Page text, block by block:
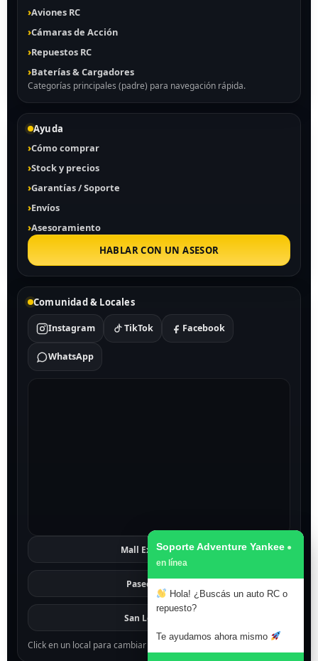
Aviones RC
Cámaras de Acción
Repuestos RC
Baterías & Cargadores
Categorías principales (padre) para navegación rápida.
Ayuda
Cómo comprar
Stock y precios
Garantías / Soporte
Envíos
Asesoramiento
HABLAR CON UN ASESOR
Comunidad & Locales
Instagram TikTok Facebook
WhatsApp
Mall Excelsior Ver
Paseo 1811
San Lorenzo
Click en un local para cambiar el mapa.
Soporte Adventure Yankee
Hola! ¿Buscás un auto RC o
repuesto?
Te ayudamos ahora mismo